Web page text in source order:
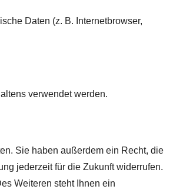
Daten (z. B. Internetbrowser,
verwendet werden.
Sie haben außerdem ein Recht, die
jederzeit für die Zukunft widerrufen.
Weiteren steht Ihnen ein